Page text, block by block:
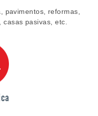
pavimentos, reformas,
pasivas, etc.